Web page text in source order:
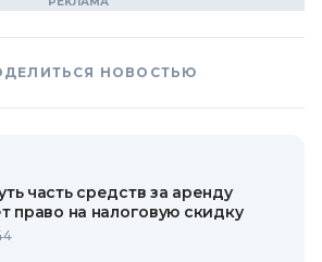
НОВОСТЬЮ
часть средств за аренду
право на налоговую скидку